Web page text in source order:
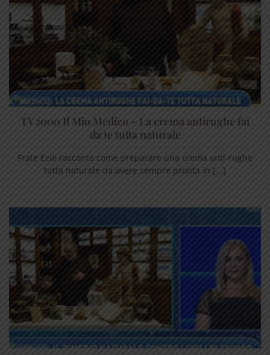
TV2000 Il Mio Medico – La crema antirughe fai
da te tutta naturale
Frate Ezio racconta come preparare una crema anti-rughe
tutta naturale da avere sempre pronta in [...]